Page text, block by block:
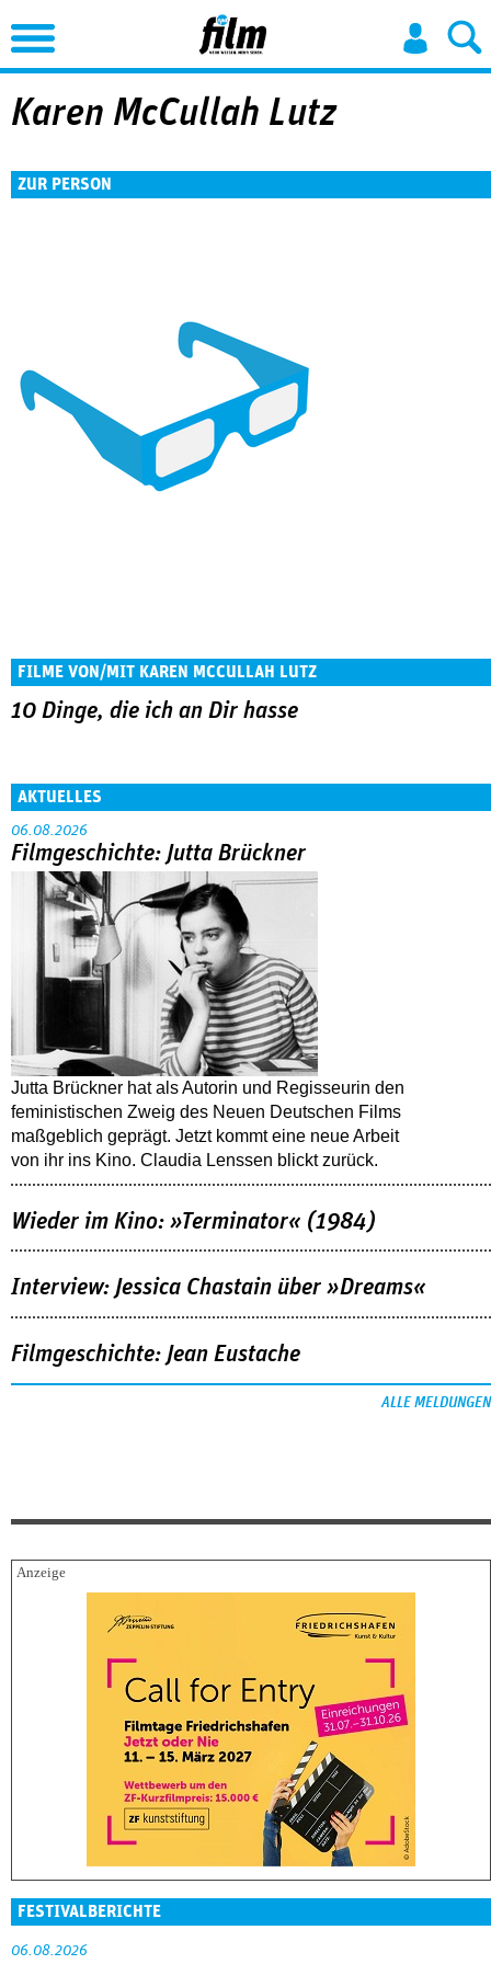
Jump to Navigation
Karen McCullah Lutz
ZUR PERSON
FILME VON/MIT KAREN MCCULLAH LUTZ
10 Dinge, die ich an Dir hasse
AKTUELLES
06.08.2026
Filmgeschichte: Jutta Brückner
Jutta Brückner hat als Autorin und Regisseurin den
feministischen Zweig des Neuen Deutschen Films
maßgeblich geprägt. Jetzt kommt eine neue Arbeit
von ihr ins Kino. Claudia Lenssen blickt zurück.
Wieder im Kino: »Terminator« (1984)
Interview: Jessica Chastain über »Dreams«
Filmgeschichte: Jean Eustache
ALLE MELDUNGEN
FESTIVALBERICHTE
06.08.2026